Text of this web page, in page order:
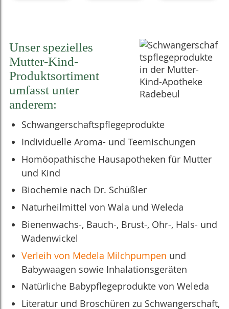
Unser spezielles
Mutter-Kind-
Produktsortiment
umfasst unter
anderem:
Schwangerschaftspflegeprodukte
Individuelle Aroma- und Teemischungen
Homöopathische Hausapotheken für Mutter
und Kind
Biochemie nach Dr. Schüßler
Naturheilmittel von Wala und Weleda
Bienenwachs-, Bauch-, Brust-, Ohr-, Hals- und
Wadenwickel
Verleih von Medela Milchpumpen und
Babywaagen sowie Inhalationsgeräten
Natürliche Babypflegeprodukte von Weleda
Literatur und Broschüren zu Schwangerschaft,